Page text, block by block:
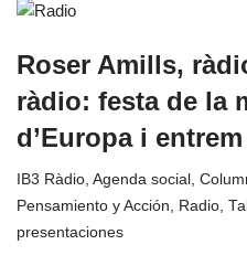
Roser Amills,
ràdio: festa de la
d’Europa i entrem
IB3 Ràdio, Agenda social ,
Pensamiento y Acción, Radio,
presentaciones